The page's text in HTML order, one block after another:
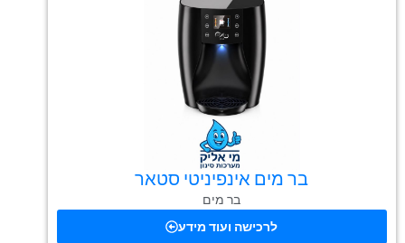
בר מים אינפיניטי סטאר
בר מים
לרכישה ועוד מידע